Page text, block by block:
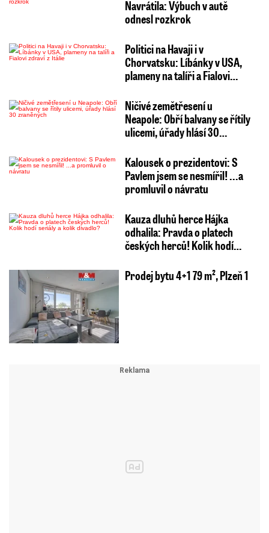
Navrátila: Výbuch v autě
odnesl rozkrok
Politici na Havaji i v
Chorvatsku: Líbánky v USA,
plameny na talíři a Fialovi…
Ničivé zemětřesení u
Neapole: Obří balvany se řítily
ulicemi, úřady hlásí 30…
Kalousek o prezidentovi: S
Pavlem jsem se nesmířil! ...a
promluvil o návratu
Kauza dluhů herce Hájka
odhalila: Pravda o platech
českých herců! Kolik hodí…
Prodej bytu 4+1 79 m², Plzeň 1